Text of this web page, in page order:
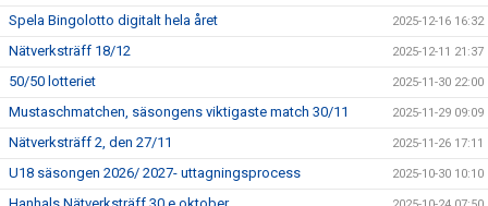
Spela Bingolotto digitalt hela året 2025-12-16 16:32
Nätverksträff 18/12 2025-12-11 21:37
50/50 lotteriet 2025-11-30 22:00
Mustaschmatchen, säsongens viktigaste match 30/11 2025-11-29 09:09
Nätverksträff 2, den 27/11 2025-11-26 17:11
U18 säsongen 2026/ 2027- uttagningsprocess 2025-10-30 10:10